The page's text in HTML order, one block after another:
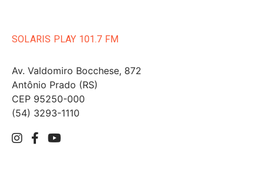
SOLARIS PLAY 101.7 FM
Av. Valdomiro Bocchese, 872
Antônio Prado (RS)
CEP 95250-000
(54) 3293-1110